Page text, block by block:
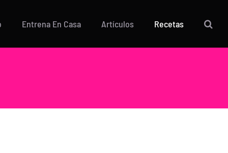
Entrena En Casa Artículos Recetas